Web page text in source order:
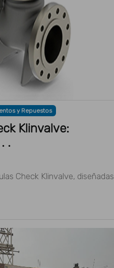
y Repuestos
Klinvalve:
.
Check Klinvalve, diseñadas